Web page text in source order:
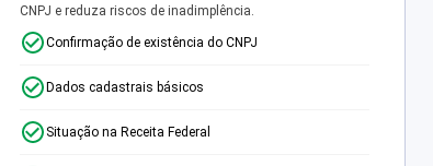
CNPJ e reduza riscos de inadimplência.
Confirmação de existência do CNPJ
Dados cadastrais básicos
Situação na Receita Federal